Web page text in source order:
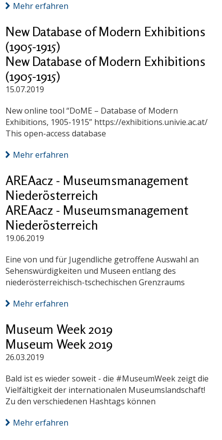
Mehr erfahren
New Database of Modern Exhibitions
(1905-1915)
New Database of Modern Exhibitions
(1905-1915)
15.07.2019
New online tool “DoME – Database of Modern
Exhibitions, 1905-1915” https://exhibitions.univie.ac.at/
This open-access database
Mehr erfahren
AREAacz - Museumsmanagement
Niederösterreich
AREAacz - Museumsmanagement
Niederösterreich
19.06.2019
Eine von und für Jugendliche getroffene Auswahl an
Sehenswürdigkeiten und Museen entlang des
niederösterreichisch-tschechischen Grenzraums
Mehr erfahren
Museum Week 2019
Museum Week 2019
26.03.2019
Bald ist es wieder soweit - die #MuseumWeek zeigt die
Vielfältigkeit der internationalen Museumslandschaft!
Zu den verschiedenen Hashtags können
Mehr erfahren